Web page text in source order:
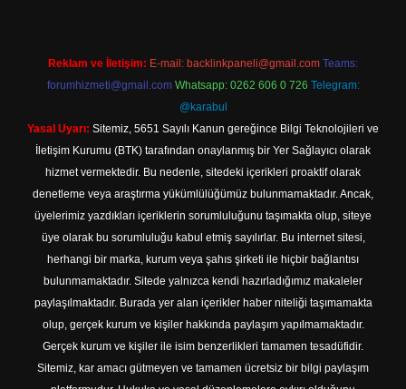
Reklam ve İletişim: E-mail: backlinkpaneli@gmail.com Teams:
forumhizmeti@gmail.com Whatsapp: 0262 606 0 726 Telegram:
@karabul
Yasal Uyarı: Sitemiz, 5651 Sayılı Kanun gereğince Bilgi Teknolojileri ve
İletişim Kurumu (BTK) tarafından onaylanmış bir Yer Sağlayıcı olarak
hizmet vermektedir. Bu nedenle, sitedeki içerikleri proaktif olarak
denetleme veya araştırma yükümlülüğümüz bulunmamaktadır. Ancak,
üyelerimiz yazdıkları içeriklerin sorumluluğunu taşımakta olup, siteye
üye olarak bu sorumluluğu kabul etmiş sayılırlar. Bu internet sitesi,
herhangi bir marka, kurum veya şahıs şirketi ile hiçbir bağlantısı
bulunmamaktadır. Sitede yalnızca kendi hazırladığımız makaleler
paylaşılmaktadır. Burada yer alan içerikler haber niteliği taşımamakta
olup, gerçek kurum ve kişiler hakkında paylaşım yapılmamaktadır.
Gerçek kurum ve kişiler ile isim benzerlikleri tamamen tesadüfidir.
Sitemiz, kar amacı gütmeyen ve tamamen ücretsiz bir bilgi paylaşım